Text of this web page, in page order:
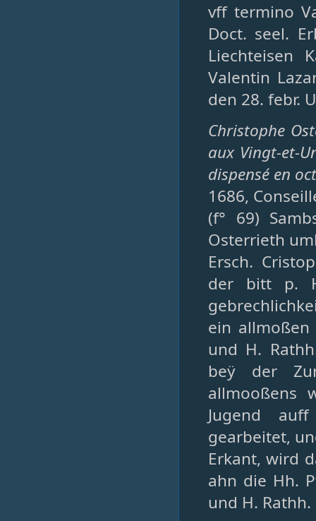
vff termino
Doct. seel.
Liechteisen
Valentin
den 28. febr.
Christophe
aux Vingt-et-
dispensé en
1686,
(f° 69)
Osterrieth
Ersch.
der bitt p.
ein allmoßen
und H.
beÿ der
allmooßens
Jugend
gearbeitet,
Erkant, wird
ahn die Hh.
und H. Rathh.